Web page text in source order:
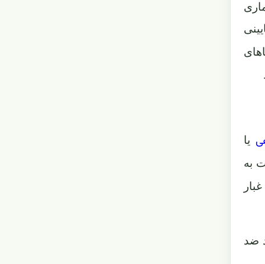
یا
به
ضد